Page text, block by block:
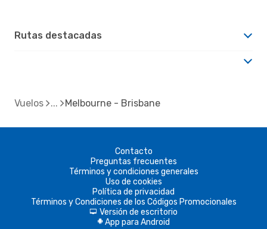
Rutas destacadas
Vuelos Melbourne - Brisbane
Contacto
Preguntas frecuentes
Términos y condiciones generales
Uso de cookies
Política de privacidad
Términos y Condiciones de los Códigos Promocionales
d Versión de escritorio
A App para Android